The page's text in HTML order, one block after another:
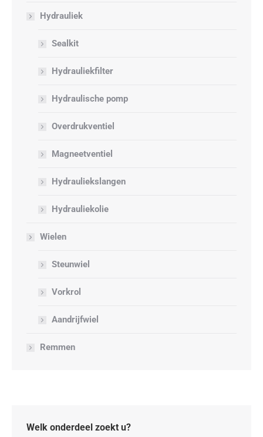
Hydrauliek
Sealkit
Hydrauliekfilter
Hydraulische pomp
Overdrukventiel
Magneetventiel
Hydrauliekslangen
Hydrauliekolie
Wielen
Steunwiel
Vorkrol
Aandrijfwiel
Remmen
Welk onderdeel zoekt u?